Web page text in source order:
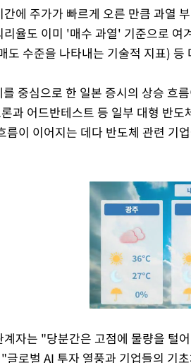
간에 주가가 빠르게 오른 만큼 과열
리율도 이미 '매수 과열' 기준으로
도 수준을 나타내는 기술적 지표)
중심으로 한 일본 증시의 상승 흐
과 어드반테스트 등 일부 대형 반
름이 이어지는 데다 반도체 관련 기
계자는 "당분간은 고점에 물량을 털
글로벌 AI 투자 열풍과 기업들의 기